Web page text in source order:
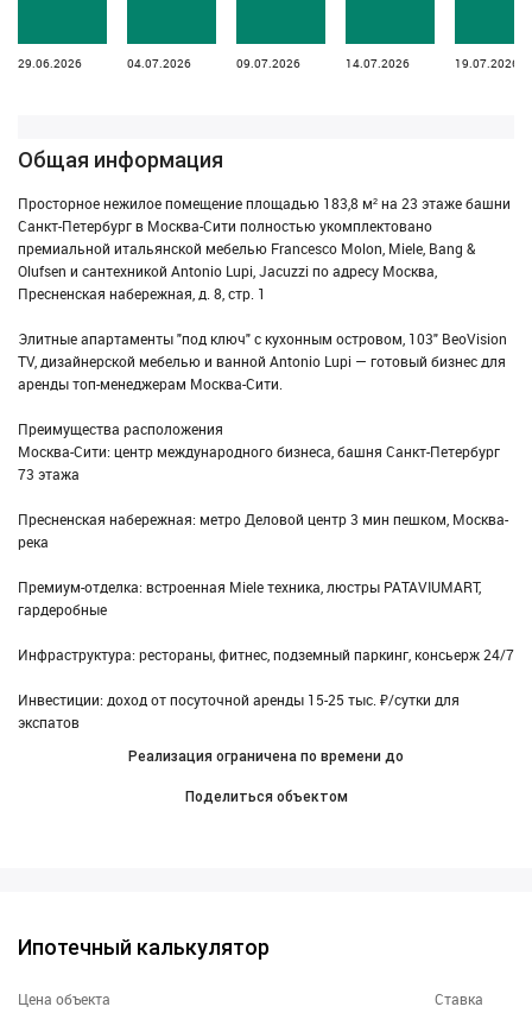
29.06.2026 04.07.2026 09.07.2026 14.07.2026 19.07.2026
Общая информация
Просторное нежилое помещение площадью 183,8 м² на 23 этаже башни
Санкт-Петербург в Москва-Сити полностью укомплектовано
премиальной итальянской мебелью Francesco Molon, Miele, Bang &
Olufsen и сантехникой Antonio Lupi, Jacuzzi по адресу Москва,
Пресненская набережная, д. 8, стр. 1
Элитные апартаменты "под ключ" с кухонным островом, 103" BeoVision
TV, дизайнерской мебелью и ванной Antonio Lupi — готовый бизнес для
аренды топ-менеджерам Москва-Сити.
Преимущества расположения
Москва-Сити: центр международного бизнеса, башня Санкт-Петербург
73 этажа
Пресненская набережная: метро Деловой центр 3 мин пешком, Москва-
река
Премиум-отделка: встроенная Miele техника, люстры PATAVIUMART,
гардеробные
Инфраструктура: рестораны, фитнес, подземный паркинг, консьерж 24/7
Инвестиции: доход от посуточной аренды 15-25 тыс. ₽/сутки для
экспатов
Реализация ограничена по времени до
Поделиться объектом
Ипотечный калькулятор
Цена объекта Ставка